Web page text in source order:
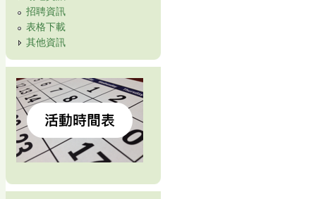
招聘資訊
表格下載
其他資訊